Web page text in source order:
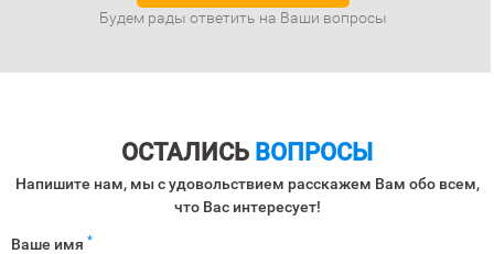
Будем рады ответить на Ваши вопросы
ОСТАЛИСЬ ВОПРОСЫ
Напишите нам, мы с удовольствием расскажем Вам обо всем,
что Вас интересует!
Ваше имя *